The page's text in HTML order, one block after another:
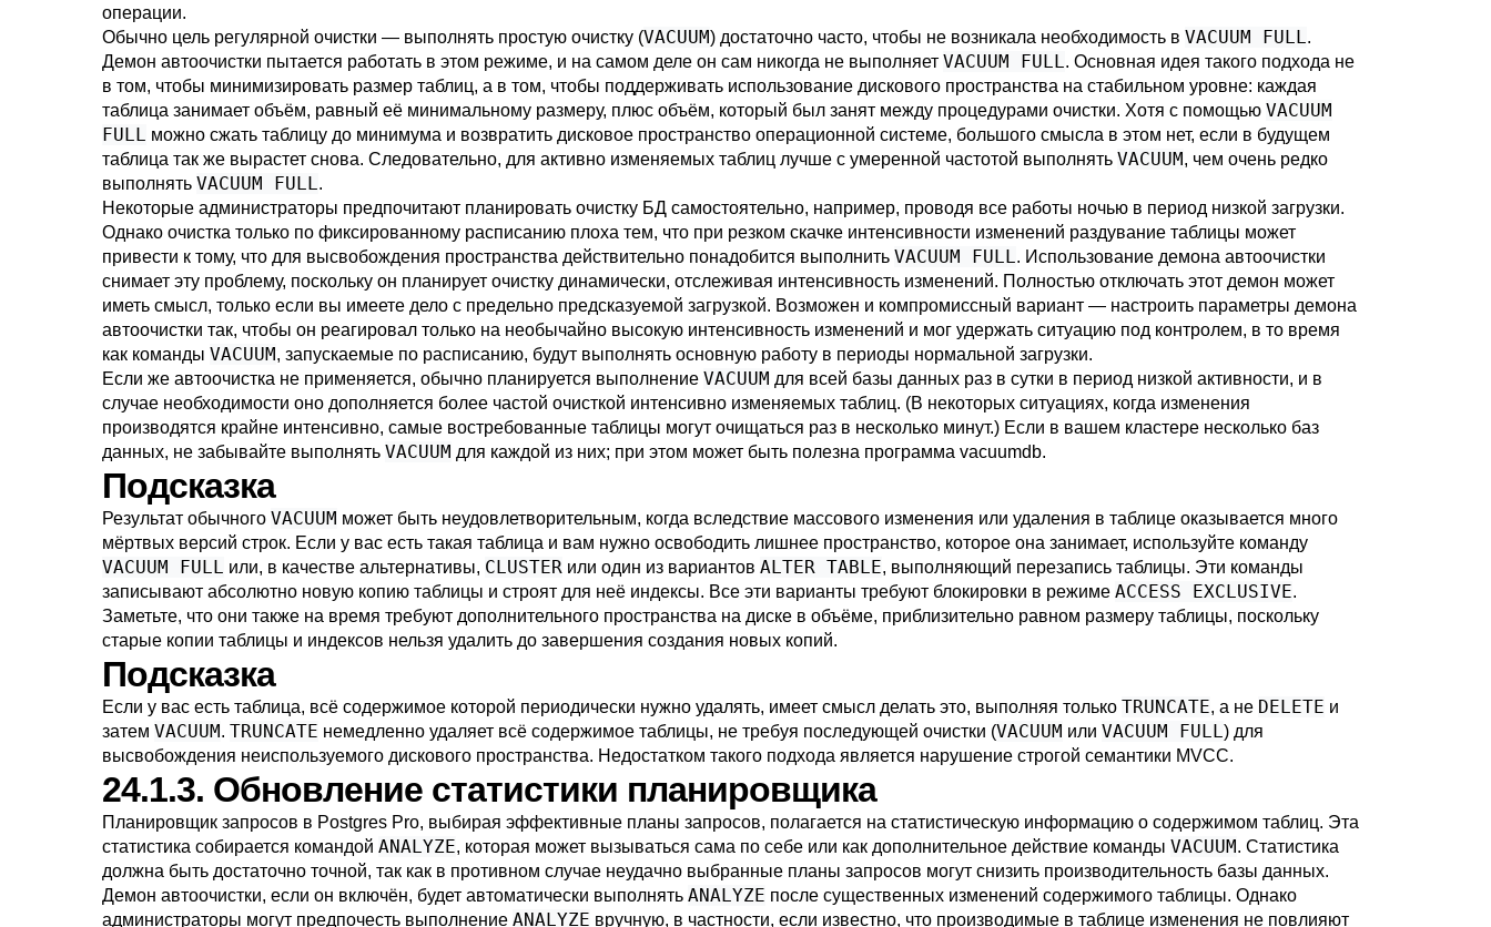
операции.
Обычно цель регулярной очистки — выполнять простую очистку (VACUUM) достаточно часто, чтобы не возникала необходимость в VACUUM FULL.
Демон автоочистки пытается работать в этом режиме, и на самом деле он сам никогда не выполняет VACUUM FULL. Основная идея такого подхода не
в том, чтобы минимизировать размер таблиц, а в том, чтобы поддерживать использование дискового пространства на стабильном уровне: каждая
таблица занимает объём, равный её минимальному размеру, плюс объём, который был занят между процедурами очистки. Хотя с помощью VACUUM
FULL можно сжать таблицу до минимума и возвратить дисковое пространство операционной системе, большого смысла в этом нет, если в будущем
таблица так же вырастет снова. Следовательно, для активно изменяемых таблиц лучше с умеренной частотой выполнять VACUUM, чем очень редко
выполнять VACUUM FULL.
Некоторые администраторы предпочитают планировать очистку БД самостоятельно, например, проводя все работы ночью в период низкой загрузки.
Однако очистка только по фиксированному расписанию плоха тем, что при резком скачке интенсивности изменений раздувание таблицы может
привести к тому, что для высвобождения пространства действительно понадобится выполнить VACUUM FULL. Использование демона автоочистки
снимает эту проблему, поскольку он планирует очистку динамически, отслеживая интенсивность изменений. Полностью отключать этот демон может
иметь смысл, только если вы имеете дело с предельно предсказуемой загрузкой. Возможен и компромиссный вариант — настроить параметры демона
автоочистки так, чтобы он реагировал только на необычайно высокую интенсивность изменений и мог удержать ситуацию под контролем, в то время
как команды VACUUM, запускаемые по расписанию, будут выполнять основную работу в периоды нормальной загрузки.
Если же автоочистка не применяется, обычно планируется выполнение VACUUM для всей базы данных раз в сутки в период низкой активности, и в
случае необходимости оно дополняется более частой очисткой интенсивно изменяемых таблиц. (В некоторых ситуациях, когда изменения
производятся крайне интенсивно, самые востребованные таблицы могут очищаться раз в несколько минут.) Если в вашем кластере несколько баз
данных, не забывайте выполнять VACUUM для каждой из них; при этом может быть полезна программа vacuumdb.
Подсказка
Результат обычного VACUUM может быть неудовлетворительным, когда вследствие массового изменения или удаления в таблице оказывается много
мёртвых версий строк. Если у вас есть такая таблица и вам нужно освободить лишнее пространство, которое она занимает, используйте команду
VACUUM FULL или, в качестве альтернативы, CLUSTER или один из вариантов ALTER TABLE, выполняющий перезапись таблицы. Эти команды
записывают абсолютно новую копию таблицы и строят для неё индексы. Все эти варианты требуют блокировки в режиме ACCESS EXCLUSIVE.
Заметьте, что они также на время требуют дополнительного пространства на диске в объёме, приблизительно равном размеру таблицы, поскольку
старые копии таблицы и индексов нельзя удалить до завершения создания новых копий.
Подсказка
Если у вас есть таблица, всё содержимое которой периодически нужно удалять, имеет смысл делать это, выполняя только TRUNCATE, а не DELETE и
затем VACUUM. TRUNCATE немедленно удаляет всё содержимое таблицы, не требуя последующей очистки (VACUUM или VACUUM FULL) для
высвобождения неиспользуемого дискового пространства. Недостатком такого подхода является нарушение строгой семантики MVCC.
24.1.3. Обновление статистики планировщика
Планировщик запросов в Postgres Pro, выбирая эффективные планы запросов, полагается на статистическую информацию о содержимом таблиц. Эта
статистика собирается командой ANALYZE, которая может вызываться сама по себе или как дополнительное действие команды VACUUM. Статистика
должна быть достаточно точной, так как в противном случае неудачно выбранные планы запросов могут снизить производительность базы данных.
Демон автоочистки, если он включён, будет автоматически выполнять ANALYZE после существенных изменений содержимого таблицы. Однако
администраторы могут предпочесть выполнение ANALYZE вручную, в частности, если известно, что производимые в таблице изменения не повлияют